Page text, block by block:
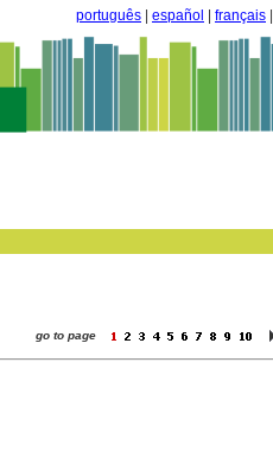
português español français
go to page